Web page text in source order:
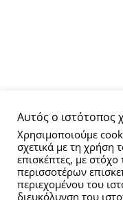
Αυτός ο ιστότοπος
Χρησιμοποιούμε
σχετικά με τη χρήση
επισκέπτες, με
περισσοτέρων
περιεχομένου του
διευκόλυνση του